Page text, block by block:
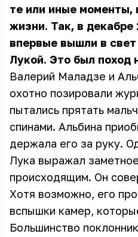
те или иные моменты,
жизни. Так, в декабре
впервые вышли в
Лукой. Это был поход
Валерий Маладзе и
охотно позировали
пытались прятать
спинами. Альбина
держала его за руку.
Лука выражал
происходящим. Он
Хотя возможно, его
вспышки камер,
Большинство